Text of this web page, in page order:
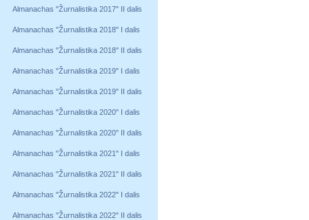
Almanachas "Žurnalistika 2017" II dalis
Almanachas "Žurnalistika 2018" I dalis
Almanachas "Žurnalistika 2018" II dalis
Almanachas "Žurnalistika 2019" I dalis
Almanachas "Žurnalistika 2019" II dalis
Almanachas "Žurnalistika 2020" I dalis
Almanachas "Žurnalistika 2020" II dalis
Almanachas "Žurnalistika 2021" I dalis
Almanachas "Žurnalistika 2021" II dalis
Almanachas "Žurnalistika 2022" I dalis
Almanachas "Žurnalistika 2022" II dalis